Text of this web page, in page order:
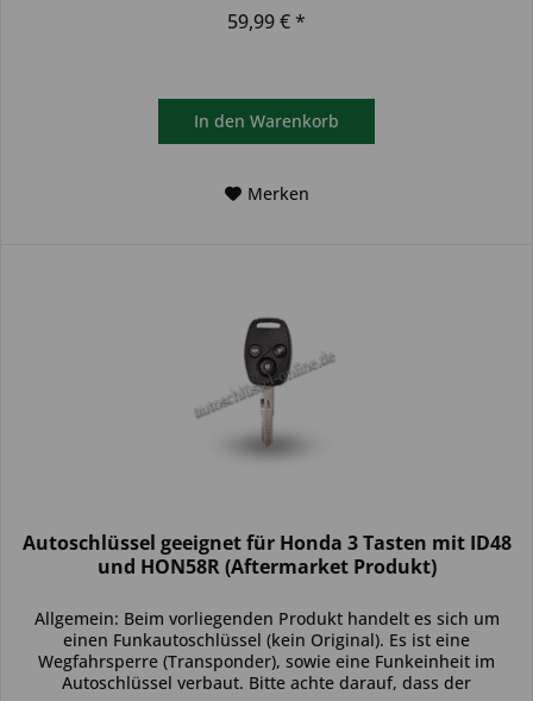
59,99 € *
In den Warenkorb
Merken
Autoschlüssel geeignet für Honda 3 Tasten mit ID48
und HON58R (Aftermarket Produkt)
Allgemein: Beim vorliegenden Produkt handelt es sich um
einen Funkautoschlüssel (kein Original). Es ist eine
Wegfahrsperre (Transponder), sowie eine Funkeinheit im
Autoschlüssel verbaut. Bitte achte darauf, dass der